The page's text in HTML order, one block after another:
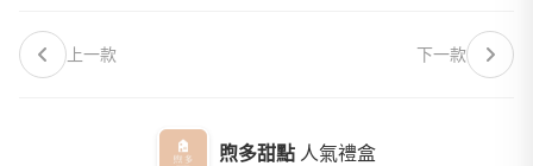
上一款 下一款
煦多甜點 人氣禮盒